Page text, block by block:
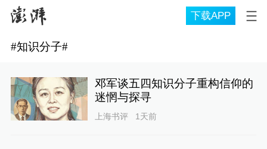
下载APP
#知识分子#
邓军谈五四知识分子重构信仰的
迷惘与探寻
上海书评 1天前